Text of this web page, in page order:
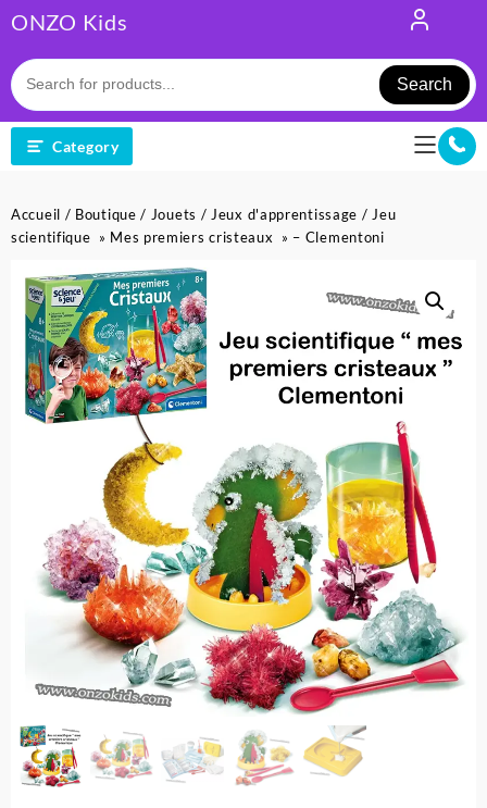
to
content
ONZO Kids
Search
Category
Accueil / Boutique / Jouets / Jeux d'apprentissage / Jeu
scientifique » Mes premiers cristeaux » – Clementoni